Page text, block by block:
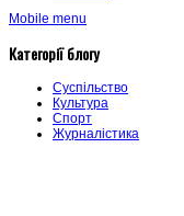
Mobile menu
Категорії блогу
Суспільство
Культура
Спорт
Журналістика